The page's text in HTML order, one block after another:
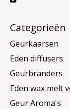
Categorieën
Geurkaarsen
Eden diffusers
Geurbranders
Eden wax melt
Geur Aroma's